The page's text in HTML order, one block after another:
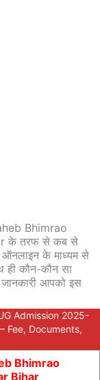
Bhimrao
के तरफ से कब से
के माध्यम से
ही कौन-कौन सा
आपको इस
Admission 2025-
Fee, Documents,
Bhimrao
Bihar